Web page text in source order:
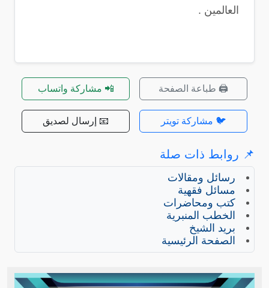
العالمين .
🖨️ طباعة الصفحة 📲 مشاركة واتساب
🐦 مشاركة تويتر 📧 إرسال لصديق
📌 روابط ذات صلة
رسائل ومقالات
مسائل فقهية
كتب ومحاضرات
الخطب المنبرية
بريد الشيخ
الصفحة الرئيسية